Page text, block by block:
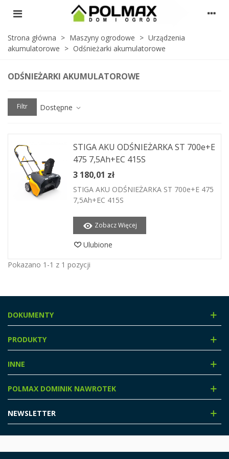
Strona główna > Maszyny ogrodowe > Urządzenia
akumulatorowe > Odśnieżarki akumulatorowe
ODŚNIEŻARKI AKUMULATOROWE
Filtr Dostępne
STIGA AKU ODŚNIEŻARKA ST 700e+E
475 7,5Ah+EC 415S
3 180,01 zł
STIGA AKU ODŚNIEŻARKA ST 700e+E 475
7,5Ah+EC 415S
Zobacz Więcej
Ulubione
Pokazano 1-1 z 1 pozycji
DOKUMENTY
PRODUKTY
INNE
POLMAX DOMINIK NAWROTEK
NEWSLETTER